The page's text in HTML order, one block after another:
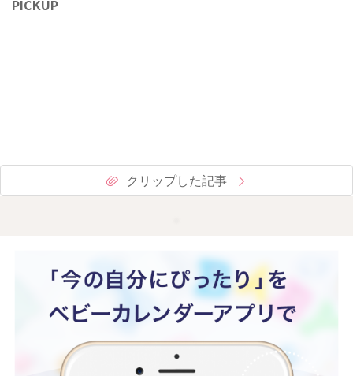
PICKUP
クリップした記事